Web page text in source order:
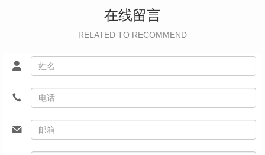
在线留言
RELATED TO RECOMMEND